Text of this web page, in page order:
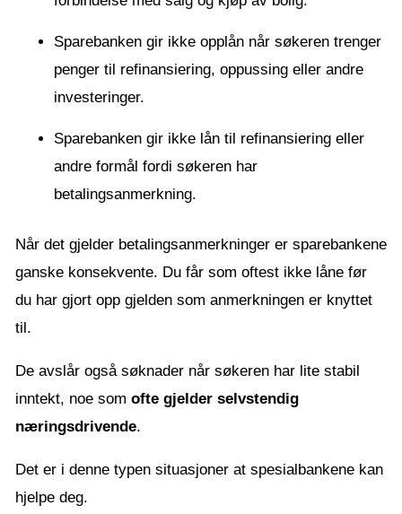
Sparebanken gir ikke opplån når søkeren trenger
penger til refinansiering, oppussing eller andre
investeringer.
Sparebanken gir ikke lån til refinansiering eller
andre formål fordi søkeren har
betalingsanmerkning.
Når det gjelder betalingsanmerkninger er sparebankene
ganske konsekvente. Du får som oftest ikke låne før
du har gjort opp gjelden som anmerkningen er knyttet
til.
De avslår også søknader når søkeren har lite stabil
inntekt, noe som ofte gjelder selvstendig
næringsdrivende.
Det er i denne typen situasjoner at spesialbankene kan
hjelpe deg.